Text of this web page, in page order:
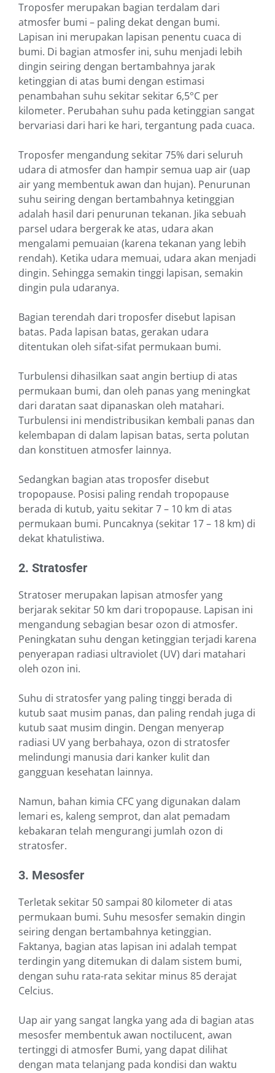
Troposfer merupakan bagian terdalam dari
atmosfer bumi – paling dekat dengan bumi.
Lapisan ini merupakan lapisan penentu cuaca di
bumi. Di bagian atmosfer ini, suhu menjadi lebih
dingin seiring dengan bertambahnya jarak
ketinggian di atas bumi dengan estimasi
penambahan suhu sekitar sekitar 6,5°C per
kilometer. Perubahan suhu pada ketinggian sangat
bervariasi dari hari ke hari, tergantung pada cuaca.
Troposfer mengandung sekitar 75% dari seluruh
udara di atmosfer dan hampir semua uap air (uap
air yang membentuk awan dan hujan). Penurunan
suhu seiring dengan bertambahnya ketinggian
adalah hasil dari penurunan tekanan. Jika sebuah
parsel udara bergerak ke atas, udara akan
mengalami pemuaian (karena tekanan yang lebih
rendah). Ketika udara memuai, udara akan menjadi
dingin. Sehingga semakin tinggi lapisan, semakin
dingin pula udaranya.
Bagian terendah dari troposfer disebut lapisan
batas. Pada lapisan batas, gerakan udara
ditentukan oleh sifat-sifat permukaan bumi.
Turbulensi dihasilkan saat angin bertiup di atas
permukaan bumi, dan oleh panas yang meningkat
dari daratan saat dipanaskan oleh matahari.
Turbulensi ini mendistribusikan kembali panas dan
kelembapan di dalam lapisan batas, serta polutan
dan konstituen atmosfer lainnya.
Sedangkan bagian atas troposfer disebut
tropopause. Posisi paling rendah tropopause
berada di kutub, yaitu sekitar 7 – 10 km di atas
permukaan bumi. Puncaknya (sekitar 17 – 18 km) di
dekat khatulistiwa.
2. Stratosfer
Stratoser merupakan lapisan atmosfer yang
berjarak sekitar 50 km dari tropopause. Lapisan ini
mengandung sebagian besar ozon di atmosfer.
Peningkatan suhu dengan ketinggian terjadi karena
penyerapan radiasi ultraviolet (UV) dari matahari
oleh ozon ini.
Suhu di stratosfer yang paling tinggi berada di
kutub saat musim panas, dan paling rendah juga di
kutub saat musim dingin. Dengan menyerap
radiasi UV yang berbahaya, ozon di stratosfer
melindungi manusia dari kanker kulit dan
gangguan kesehatan lainnya.
Namun, bahan kimia CFC yang digunakan dalam
lemari es, kaleng semprot, dan alat pemadam
kebakaran telah mengurangi jumlah ozon di
stratosfer.
3. Mesosfer
Terletak sekitar 50 sampai 80 kilometer di atas
permukaan bumi. Suhu mesosfer semakin dingin
seiring dengan bertambahnya ketinggian.
Faktanya, bagian atas lapisan ini adalah tempat
terdingin yang ditemukan di dalam sistem bumi,
dengan suhu rata-rata sekitar minus 85 derajat
Celcius.
Uap air yang sangat langka yang ada di bagian atas
mesosfer membentuk awan noctilucent, awan
tertinggi di atmosfer Bumi, yang dapat dilihat
dengan mata telanjang pada kondisi dan waktu